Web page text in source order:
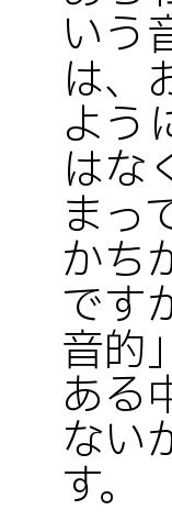
いう
は、
よう
はな
まっ
かち
です
音的
ある
ない
す。